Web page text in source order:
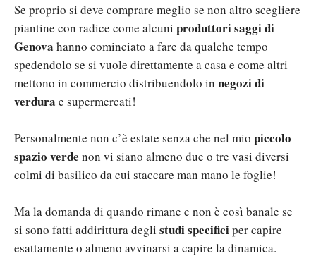
Se proprio si deve comprare meglio se non altro scegliere
piantine con radice come alcuni produttori saggi di
Genova hanno cominciato a fare da qualche tempo
spedendolo se si vuole direttamente a casa e come altri
mettono in commercio distribuendolo in negozi di
verdura e supermercati!
Personalmente non c’è estate senza che nel mio piccolo
spazio verde non vi siano almeno due o tre vasi diversi
colmi di basilico da cui staccare man mano le foglie!
Ma la domanda di quando rimane e non è così banale se
si sono fatti addirittura degli studi specificiper capire
esattamente o almeno avvinarsi a capire la dinamica.